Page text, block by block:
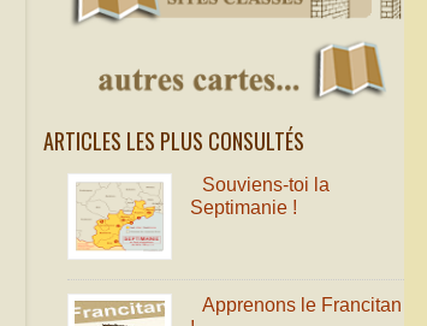
ARTICLES LES PLUS CONSULTÉS
Souviens-toi la
Septimanie !
Apprenons le Francitan